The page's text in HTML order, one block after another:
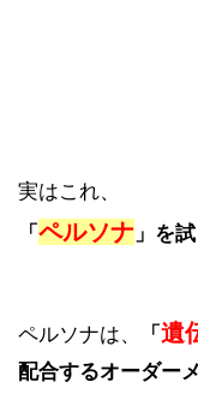
実はこれ、
「 ペルソナ 」を
ペルソナは、 「 遺
配合するオーダー